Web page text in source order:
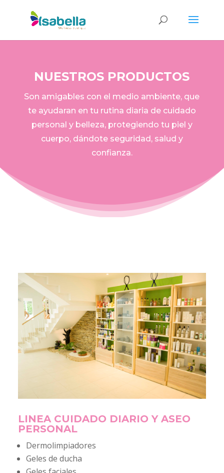
NUESTROS PRODUCTOS
Son amigables con el medio ambiente, que
te ayudaran en tu rutina diaria de cuidado
personal y belleza, protegiendo tu piel y
cuerpo, dándote seguridad, salud y
confianza.
LINEA CUIDADO DIARIO Y ASEO
PERSONAL
Dermolimpiadores
Geles de ducha